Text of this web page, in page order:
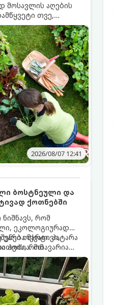
მოსავლის აღების
თვე,
მომავალი წლის
შემოდგომა-
რომ
ხოლო
აგვისტოს
საქმის გაკეთება
2026/08/07 12:41
ბოსტნეული და
ქოთნებში
რომ
ეკოლოგიურად
თქვათ. პატარა
რომ
მწვანილსა
მარტივი,
ჰობია. მთავარია
ეგუებიან
კარგად და როგორ